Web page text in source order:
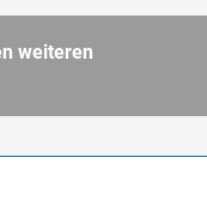
weiteren